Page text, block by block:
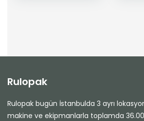
Rulopak
Rulopak bugün İstanbulda 3 ayrı
makine ve ekipmanlarla toplamda